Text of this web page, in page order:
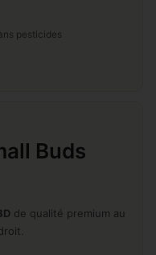
pesticides
Buds
de qualité premium au